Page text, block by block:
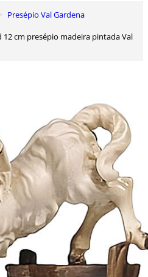
Presépio Val Gardena